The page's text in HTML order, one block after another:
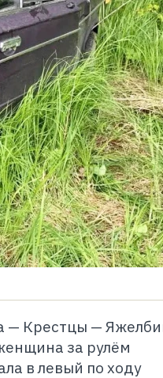
— Крестцы —
за рулём
в левый по ходу